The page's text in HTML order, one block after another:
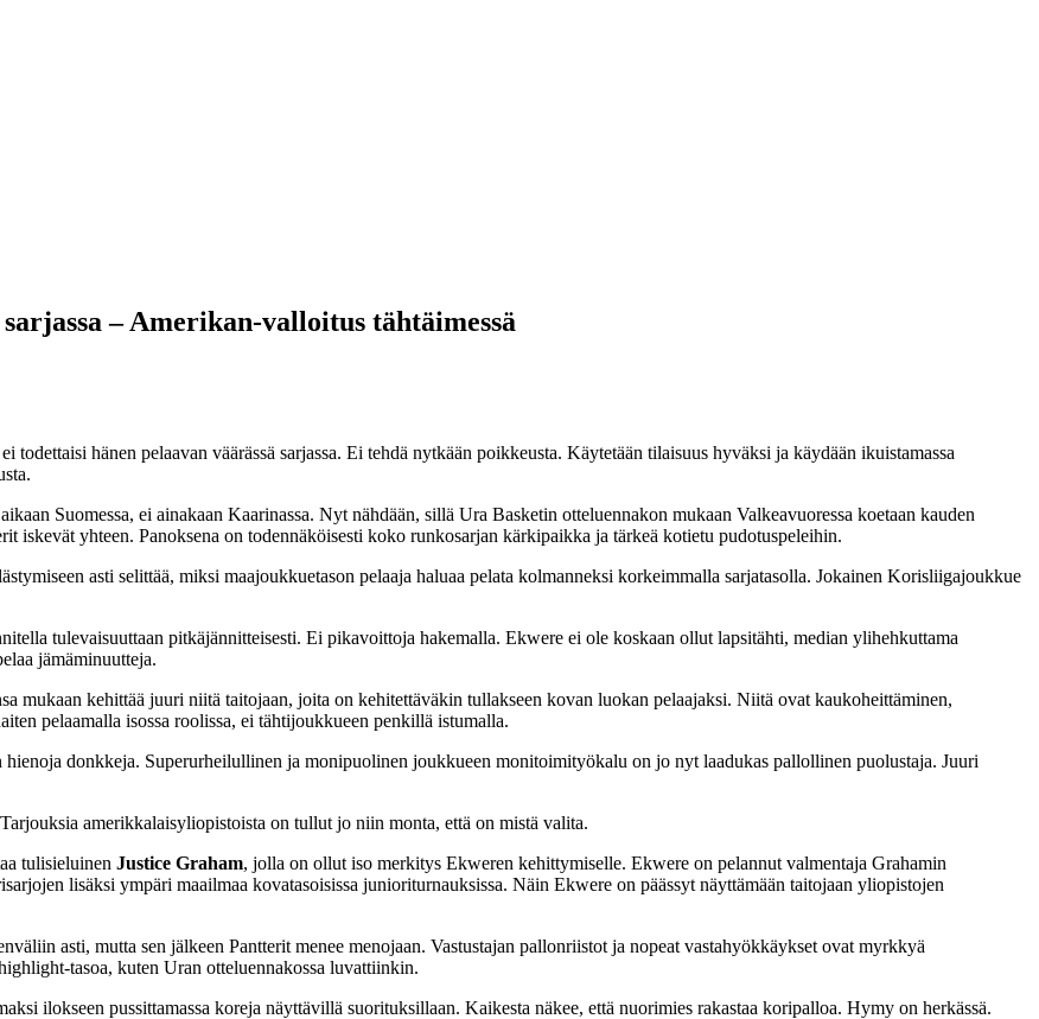
– Amerikan-valloitus tähtäimessä
todettaisi hänen pelaavan väärässä sarjassa. Ei tehdä nytkään poikkeusta. Käytetään tilaisuus hyväksi ja käydään ikuistamassa
Suomessa, ei ainakaan Kaarinassa. Nyt nähdään, sillä Ura Basketin otteluennakon mukaan Valkeavuoressa koetaan kauden
iskevät yhteen. Panoksena on todennäköisesti koko runkosarjan kärkipaikka ja tärkeä kotietu pudotuspeleihin.
asti selittää, miksi maajoukkuetason pelaaja haluaa pelata kolmanneksi korkeimmalla sarjatasolla. Jokainen Korisliigajoukkue
tulevaisuuttaan pitkäjännitteisesti. Ei pikavoittoja hakemalla. Ekwere ei ole koskaan ollut lapsitähti, median ylihehkuttama
jämäminuutteja.
mukaan kehittää juuri niitä taitojaan, joita on kehitettäväkin tullakseen kovan luokan pelaajaksi. Niitä ovat kaukoheittäminen,
pelaamalla isossa roolissa, ei tähtijoukkueen penkillä istumalla.
donkkeja. Superurheilullinen ja monipuolinen joukkueen monitoimityökalu on jo nyt laadukas pallollinen puolustaja. Juuri
amerikkalaisyliopistoista on tullut jo niin monta, että on mistä valita.
tulisieluinen Justice Graham, jolla on ollut iso merkitys Ekweren kehittymiselle. Ekwere on pelannut valmentaja Grahamin
lisäksi ympäri maailmaa kovatasoisissa junioriturnauksissa. Näin Ekwere on päässyt näyttämään taitojaan yliopistojen
asti, mutta sen jälkeen Pantterit menee menojaan. Vastustajan pallonriistot ja nopeat vastahyökkäykset ovat myrkkyä
tasoa, kuten Uran otteluennakossa luvattiinkin.
ilokseen pussittamassa koreja näyttävillä suorituksillaan. Kaikesta näkee, että nuorimies rakastaa koripalloa. Hymy on herkässä.